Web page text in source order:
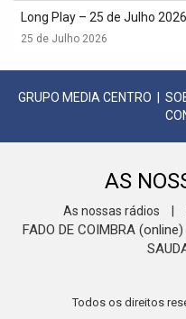
Long Play – 25 de Julho 2026
25 de Julho 2026
GRUPO MEDIA CENTRO
AS
As nossas rádios
FADO DE COIMBRA (online)
Todos os direitos